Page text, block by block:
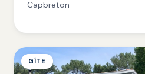
Capbreton
GÎTE